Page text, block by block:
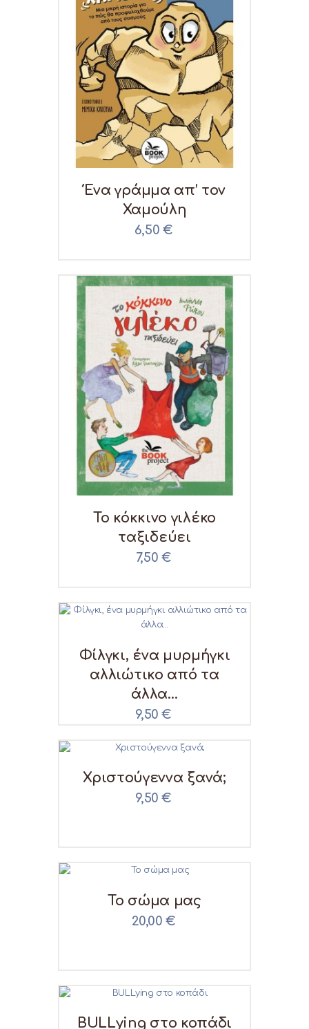
Ένα γράμμα απ’ τον
Χαμούλη
6,50 €
Το κόκκινο γιλέκο
ταξιδεύει
7,50 €
Φίλγκι, ένα μυρμήγκι
αλλιώτικο από τα
άλλα…
9,50€
Χριστούγεννα ξανά;
9,50€
Το σώμα μας
20,00€
BULLying στο κοπάδι